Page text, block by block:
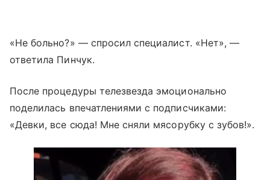
«Не больно?» — спросил специалист. «Нет», —
ответила Пинчук.
После процедуры телезвезда эмоционально
поделилась впечатлениями с подписчиками:
«Девки, все сюда! Мне сняли мясорубку с зубов!».